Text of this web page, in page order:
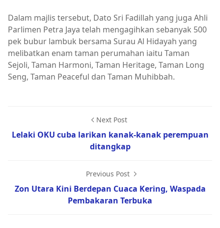
Dalam majlis tersebut, Dato Sri Fadillah yang juga Ahli
Parlimen Petra Jaya telah mengagihkan sebanyak 500
pek bubur lambuk bersama Surau Al Hidayah yang
melibatkan enam taman perumahan iaitu Taman
Sejoli, Taman Harmoni, Taman Heritage, Taman Long
Seng, Taman Peaceful dan Taman Muhibbah.
Next Post
Lelaki OKU cuba larikan kanak-kanak perempuan
ditangkap
Previous Post
Zon Utara Kini Berdepan Cuaca Kering, Waspada
Pembakaran Terbuka